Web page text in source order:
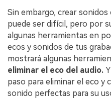
Sin embargo, crear
puede ser difícil, pero por
algunas herramientas en
ecos y sonidos de tus
mostrará algunas
eliminar el eco del audio.
paso para eliminar el eco y
sonido perfectas para su